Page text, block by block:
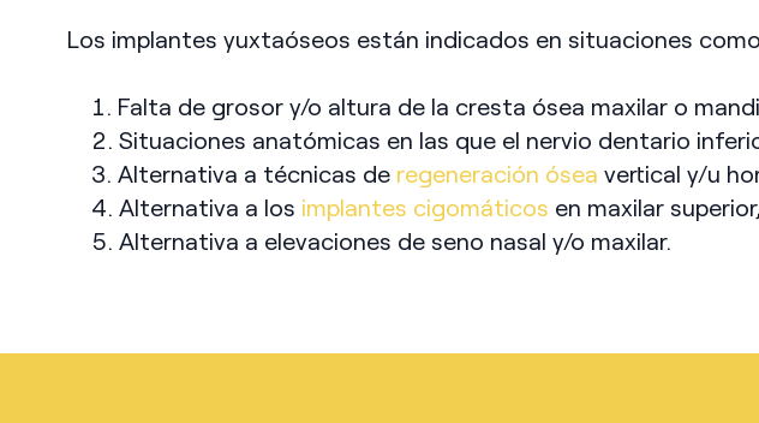
Los implantes yuxtaóseos están indicados en situaciones
Falta de grosor y/o altura de la cresta ósea maxilar o
Situaciones anatómicas en las que el nervio dentario
Alternativa a técnicas de regeneración ósea vertical y/u
Alternativa a los implantes cigomáticos en maxilar
Alternativa a elevaciones de seno nasal y/o maxilar.